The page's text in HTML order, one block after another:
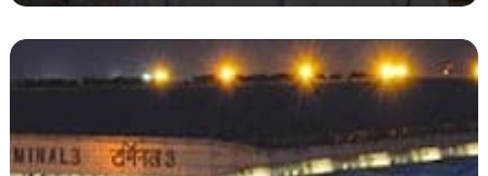
‘बचकाए’
‘नष्ट’
किए
दिल्ली
इंटरनेशनल
अब
5G